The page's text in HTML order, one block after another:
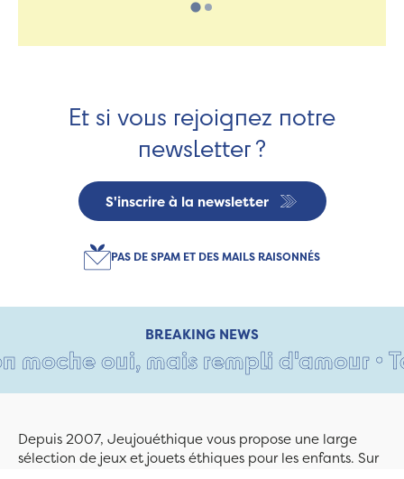
Et si vous rejoignez notre
newsletter ?
S'inscrire à la newsletter
PAS DE SPAM ET DES MAILS RAISONNÉS
BREAKING NEWS
oui, mais rempli d'amour •
Depuis 2007, Jeujouéthique vous propose une large
sélection de jeux et jouets éthiques pour les enfants. Sur